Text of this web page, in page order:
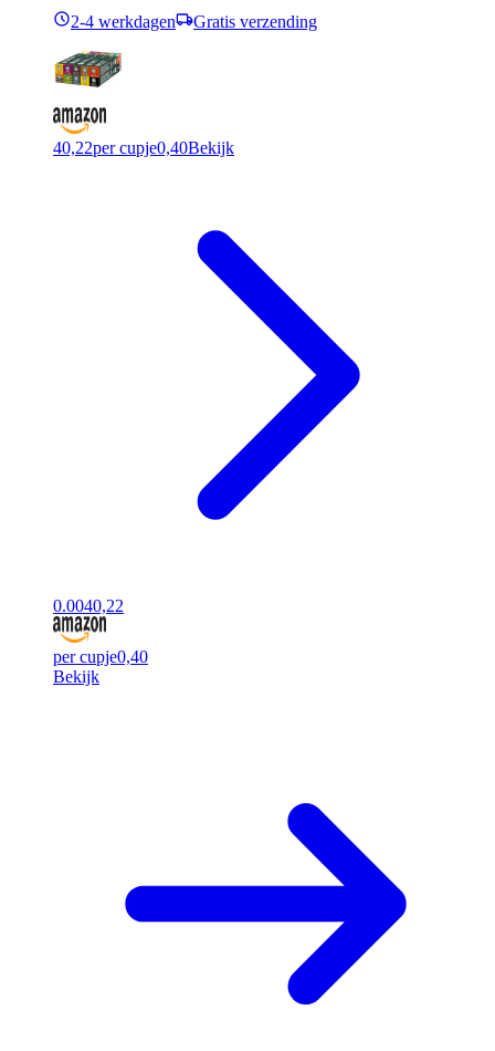
2-4 werkdagen Gratis verzending
40,22per cupje0,40Bekijk
0.0040,22
per cupje0,40
Bekijk